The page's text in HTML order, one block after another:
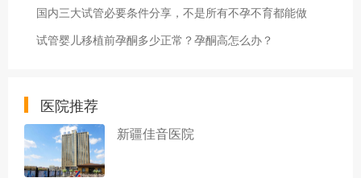
国内三大试管必要条件分享，不是所有不孕不育都能做
试管婴儿移植前孕酮多少正常？孕酮高怎么办？
医院推荐
新疆佳音医院